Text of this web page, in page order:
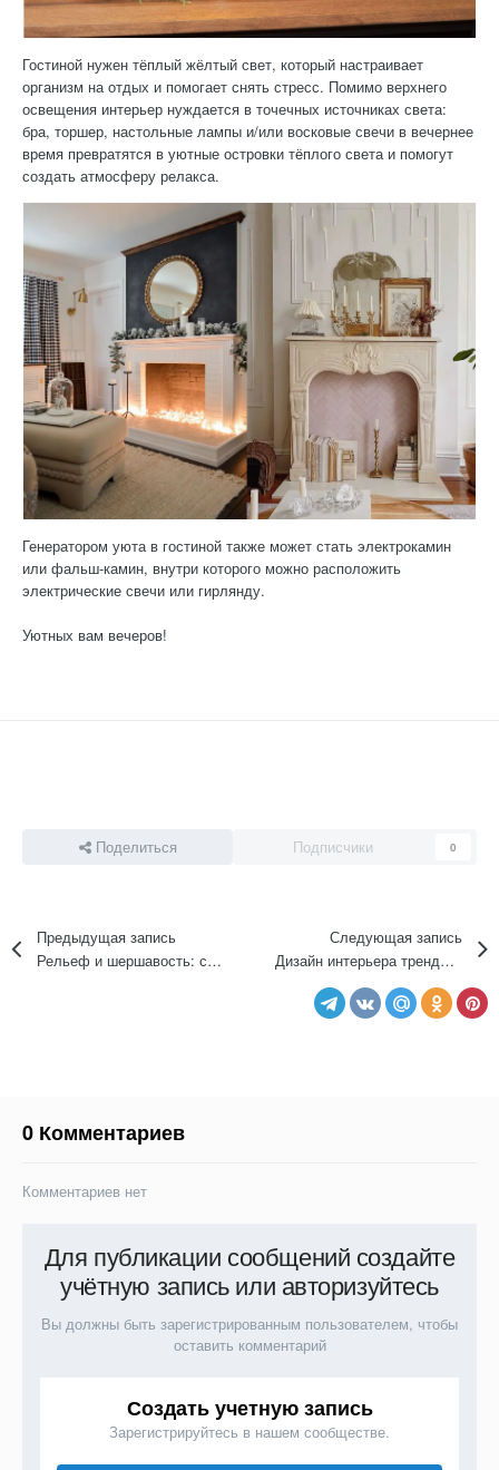
Гостиной нужен тёплый жёлтый свет, который настраивает
организм на отдых и помогает снять стресс. Помимо верхнего
освещения интерьер нуждается в точечных источниках света:
бра, торшер, настольные лампы и/или восковые свечи в вечернее
время превратятся в уютные островки тёплого света и помогут
создать атмосферу релакса.
Генератором уюта в гостиной также может стать электрокамин
или фальш-камин, внутри которого можно расположить
электрические свечи или гирлянду.
Уютных вам вечеров!
Поделиться Подписчики 0
Предыдущая запись
Рельеф и шершавость: самые модные фактуры в интерьере 2024
Следующая запись
Дизайн интерьера тренды лето 2024: сочетание стилей и цветов, фактур
0 Комментариев
Комментариев нет
Для публикации сообщений создайте
учётную запись или авторизуйтесь
Вы должны быть зарегистрированным пользователем, чтобы
оставить комментарий
Создать учетную запись
Зарегистрируйтесь в нашем сообществе.